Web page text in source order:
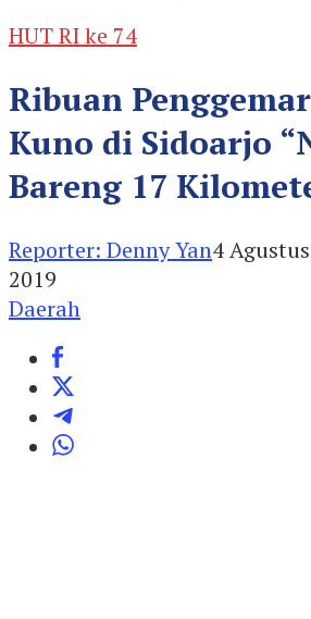
HUT RI ke 74
Ribuan
Kuno di Sidoarjo
Bareng 17
Reporter: Denny Yan4
2019
Daerah